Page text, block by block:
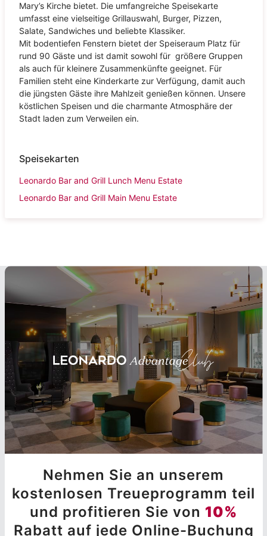
Mary’s Kirche bietet. Die umfangreiche Speisekarte
umfasst eine vielseitige Grillauswahl, Burger, Pizzen,
Salate, Sandwiches und beliebte Klassiker.
Mit bodentiefen Fenstern bietet der Speiseraum Platz für
rund 90 Gäste und ist damit sowohl für größere Gruppen
als auch für kleinere Zusammenkünfte geeignet. Für
Familien steht eine Kinderkarte zur Verfügung, damit auch
die jüngsten Gäste ihre Mahlzeit genießen können. Unsere
köstlichen Speisen und die charmante Atmosphäre der
Stadt laden zum Verweilen ein.
Speisekarten
Leonardo Bar and Grill Lunch Menu Estate
Leonardo Bar and Grill Main Menu Estate
Nehmen Sie an unserem
kostenlosen Treueprogramm teil
und profitieren Sie von 10%
Rabatt auf jede Online-Buchung